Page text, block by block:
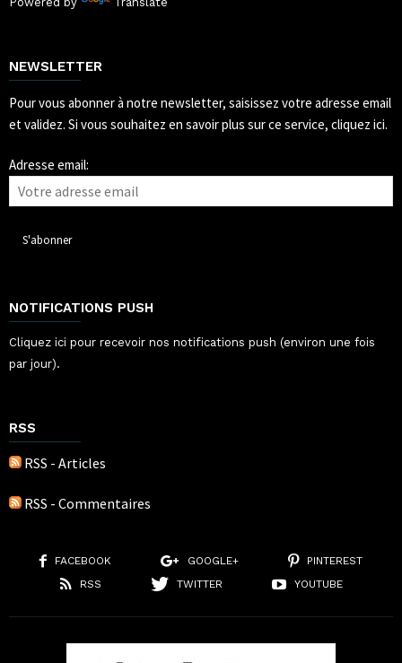
NEWSLETTER
Pour vous abonner à notre newsletter, saisissez votre adresse email
et validez. Si vous souhaitez en savoir plus sur ce service, cliquez ici.
Adresse email:
NOTIFICATIONS PUSH
Cliquez ici pour recevoir nos notifications push (environ une fois
par jour).
RSS
RSS - Articles
RSS - Commentaires
FACEBOOK GOOGLE+
PINTEREST
RSS
TWITTER YOUTUBE